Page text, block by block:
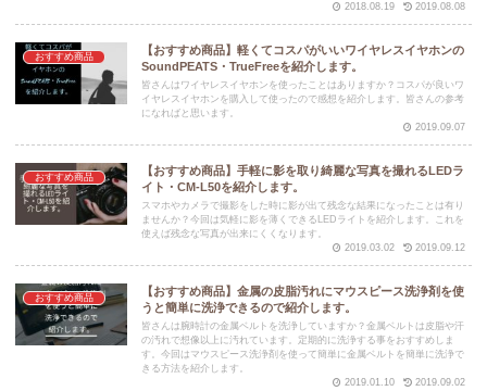
2018.08.19
2019.08.08
おすすめ商品
【おすすめ商品】軽くてコスパがいいワイヤレスイヤホンの
SoundPEATS・TrueFreeを紹介します。
皆さんはワイヤレスイヤホンを使ったことはありますか？コスパが良いワ
イヤレスイヤホンを購入して使ったので感想を紹介します。皆さんの参考
になればと思います。
2019.09.07
おすすめ商品
【おすすめ商品】手軽に影を取り綺麗な写真を撮れるLEDラ
イト・CM-L50を紹介します。
スマホやカメラで撮影をした時に影が出て残念な結果になったことは有り
ませんか？今回は気軽に影を薄くできるLEDライトを紹介します。これを
使えば残念な写真が出来にくくなります。
2019.03.02
2019.09.12
おすすめ商品
【おすすめ商品】金属の皮脂汚れにマウスピース洗浄剤を使
うと簡単に洗浄できるので紹介します。
皆さんは腕時計の金属ベルトを洗浄していますか？金属ベルトは皮脂や汗
の汚れで想像以上に汚れています。定期的に洗浄する事をおすすめしま
す。今回はマウスピース洗浄剤を使って簡単に金属ベルトを簡単に洗浄で
きる方法を紹介します。
2019.01.10
2019.09.02